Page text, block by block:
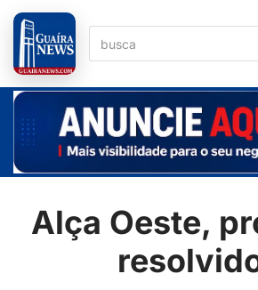
Pular
para
o
conteúdo
Alça Oeste,